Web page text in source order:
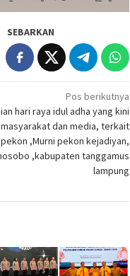
SEBARKAN
Pos berikutnya
hari raya idul adha yang kini
dan media, terkait
,Murni pekon kejadiyan,
,kabupaten tanggamus
lampung